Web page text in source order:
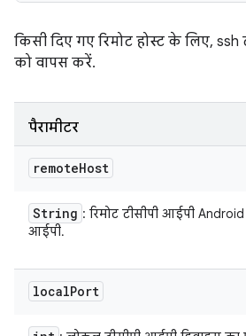
किसी दिए गए रिमोट होस्ट के लिए,
को वापस करें.
पैरामीटर
remoteHost
String : रिमोट टीसीपी आईपी
आईपी.
localPort